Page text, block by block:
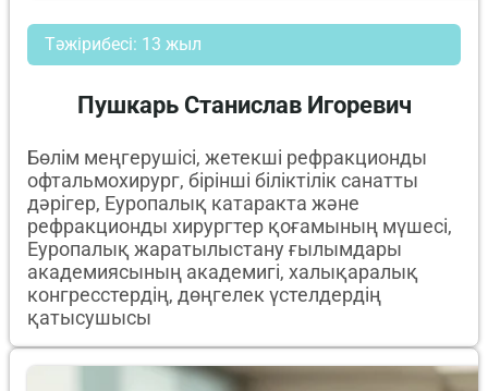
Тәжірибесі: 13 жыл
Пушкарь Станислав Игоревич
Бөлім меңгерушісі, жетекші рефракционды
офтальмохирург, бірінші біліктілік санатты
дәрігер, Еуропалық катаракта және
рефракционды хирургтер қоғамының мүшесі,
Еуропалық жаратылыстану ғылымдары
академиясының академигі, халықаралық
конгресстердің, дөңгелек үстелдердің
қатысушысы